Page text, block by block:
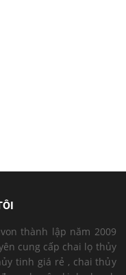
thành lập năm 2009
cung cấp chai lọ thủy
tinh giá rẻ , chai thủy